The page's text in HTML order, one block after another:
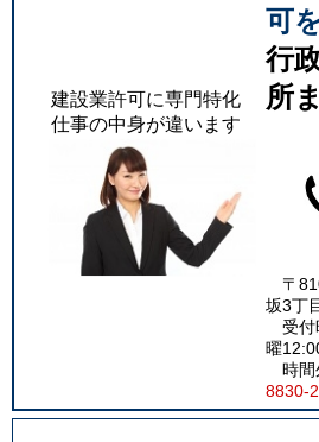
建設業許可に専門特化
仕事の中身が違います
可
行
所
〒
坂3丁
受
曜
時
8830-